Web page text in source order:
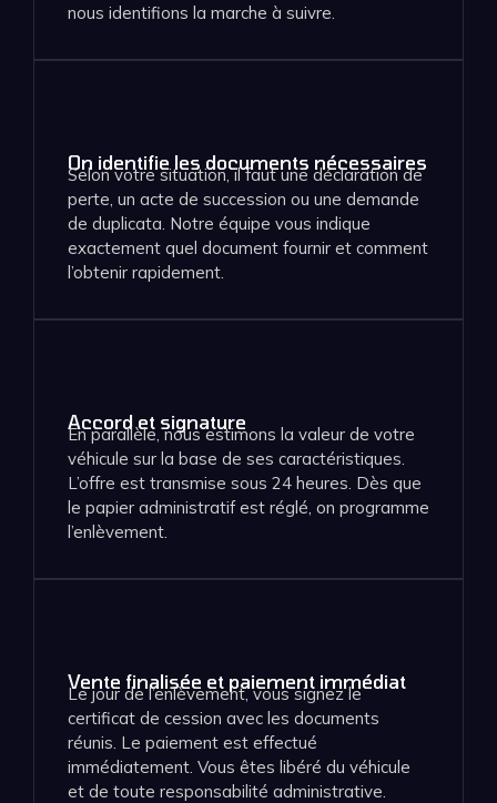
nous identifions la marche à suivre.
On identifie les documents nécessaires
Selon votre situation, il faut une déclaration de
perte, un acte de succession ou une demande
de duplicata. Notre équipe vous indique
exactement quel document fournir et comment
l’obtenir rapidement.
Accord et signature
En parallèle, nous estimons la valeur de votre
véhicule sur la base de ses caractéristiques.
L’offre est transmise sous 24 heures. Dès que
le papier administratif est réglé, on programme
l’enlèvement.
Vente finalisée et paiement immédiat
Le jour de l’enlèvement, vous signez le
certificat de cession avec les documents
réunis. Le paiement est effectué
immédiatement. Vous êtes libéré du véhicule
et de toute responsabilité administrative.